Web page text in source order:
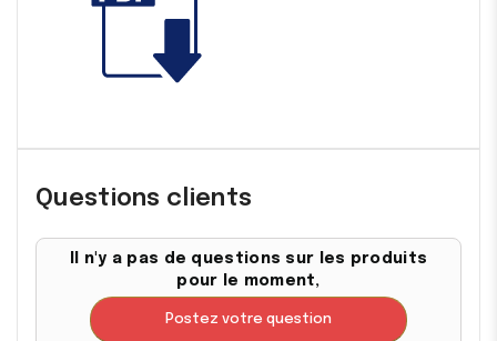
Questions clients
Il n'y a pas de questions sur les produits
pour le moment,
Postez votre question